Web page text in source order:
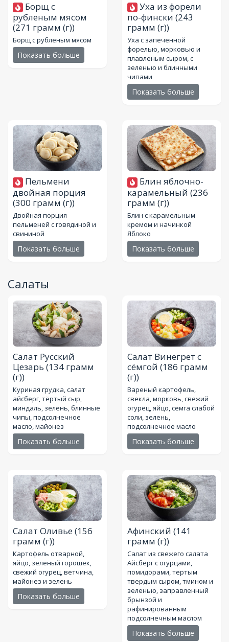
Борщ с
рубленым мясом
(271 грамм (г))
Борщ с рубленым мясом
Показать больше
Уха из форели
по-фински (243
грамм (г))
Уха с запеченной
форелью, морковью и
плавленым сыром, с
зеленью и блинными
чипами
Показать больше
Пельмени
двойная порция
(300 грамм (г))
Двойная порция
пельменей с говядиной и
свининой
Показать больше
Блин яблочно-
карамельный (236
грамм (г))
Блин с карамельным
кремом и начинкой
Яблоко
Показать больше
Салаты
Салат Русский
Цезарь (134 грамм
(г))
Куриная грудка, салат
айсберг, тёртый сыр,
миндаль, зелень, блинные
чипы, подсолнечное
масло, майонез
Показать больше
Салат Винегрет с
сёмгой (186 грамм
(г))
Вареный картофель,
свекла, морковь, свежий
огурец, яйцо, семга слабой
соли, зелень,
подсолнечное масло
Показать больше
Салат Оливье(156
грамм (г))
Картофель отварной,
яйцо, зелёный горошек,
свежий огурец, ветчина,
майонез и зелень
Показать больше
Афинский (141
грамм (г))
Салат из свежего салата
Айсберг с огурцами,
помидорами, тертым
твердым сыром, тмином и
зеленью, заправленный
брынзой и
рафинированным
подсолнечным маслом
Показать больше